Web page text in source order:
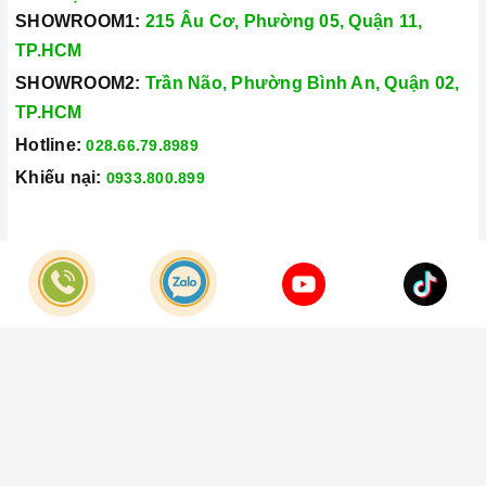
- Có sẵn linh kiện chính hãng đểsửa chữa bếp điện
hồng ngoại
tiết kiệm, minh bạch,
rõ ràng, không thêm phí.
kinh nghiệm giúp khách hàng trải nghiệm dịch vụ và sản
- Hoàn tiền 100%nếu chất lượng không đúng như cam
kết.
SHOWROOM1: 215 Âu Cơ, Phường 05, Quận 11,
TP.HCM
SHOWROOM2: Trần Não, Phường Bình An, Quận 02,
TP.HCM
Hotline: 028.66.79.8989
Khiếu nại: 0933.800.899
© Bản quyền thuộc vềCông Ty TNHH Home Best Việt Nam
Cung cấp bởi
Sapo